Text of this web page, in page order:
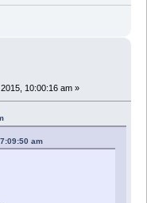
10:00:16 am »
am